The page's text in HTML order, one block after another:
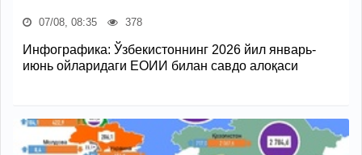
07/08, 08:35 378
Инфографика: Ўзбекистоннинг 2026 йил январь-
июнь ойларидаги ЕОИИ билан савдо алоқаси